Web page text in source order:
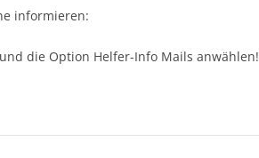
informieren:
die Option Helfer-Info Mails anwählen!